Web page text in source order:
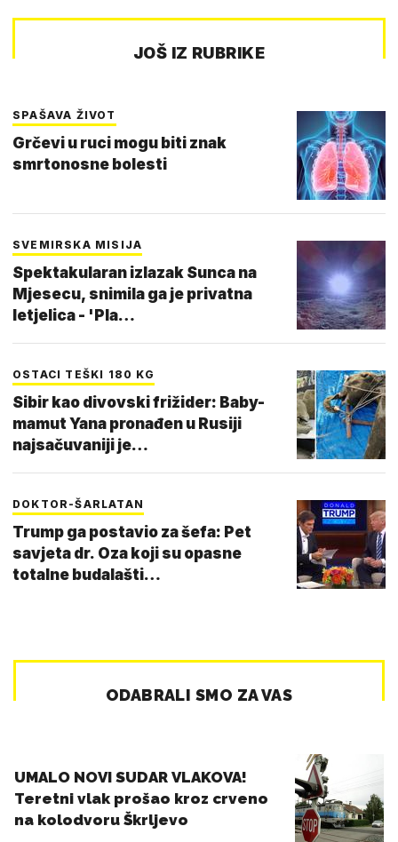
JOŠ IZ RUBRIKE
SPAŠAVA ŽIVOT
Grčevi u ruci mogu biti znak
smrtonosne bolesti
SVEMIRSKA MISIJA
Spektakularan izlazak Sunca na
Mjesecu, snimila ga je privatna
letjelica - 'Pla…
OSTACI TEŠKI 180 KG
Sibir kao divovski frižider: Baby-
mamut Yana pronađen u Rusiji
najsačuvaniji je…
DOKTOR-ŠARLATAN
Trump ga postavio za šefa: Pet
savjeta dr. Oza koji su opasne
totalne budalašti…